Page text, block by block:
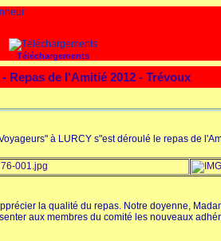
Téléchargements
- Repas de l'Amitié 2012 - Trévoux
à LURCY s"est déroulé le repas de
la qualité du repas. Notre doyenne,
aux membres du comité les nouveaux